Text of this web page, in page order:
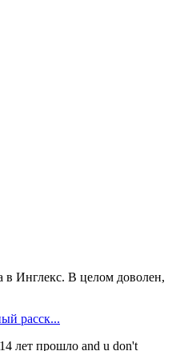
в Инглекс. В целом доволен,
расск...
лет прошло and u don't